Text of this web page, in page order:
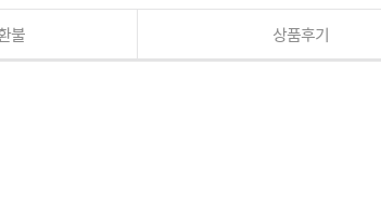
불 상품후기